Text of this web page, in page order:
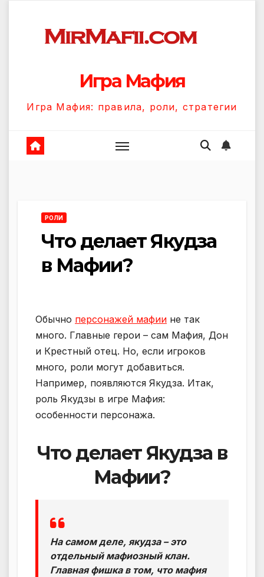
содержанию
Игра Мафия
Игра Мафия: правила, роли, стратегии
РОЛИ
Что делает Якудза
в Мафии?
Обычно персонажей мафии не так
много. Главные герои – сам Мафия, Дон
и Крестный отец. Но, если игроков
много, роли могут добавиться.
Например, появляются Якудза. Итак,
роль Якудзы в игре Мафия:
особенности персонажа.
Что делает Якудза в
Мафии?
На самом деле, якудза – это
отдельный мафиозный клан.
Главная фишка в том, что мафия